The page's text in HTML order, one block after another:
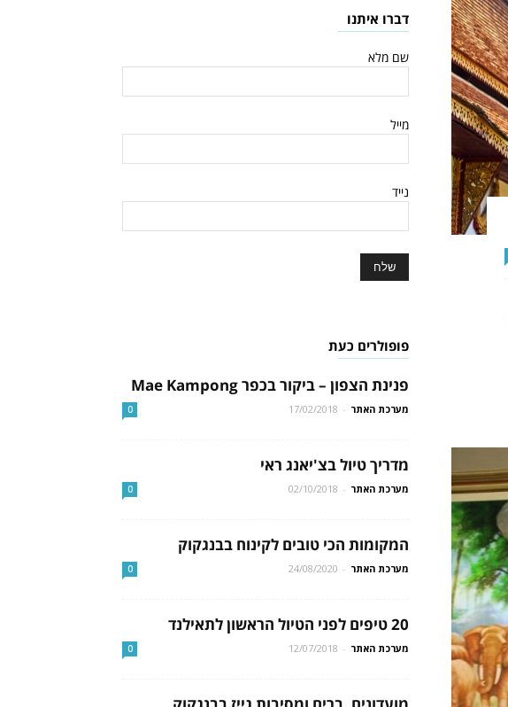
דברו איתנו
שם מלא
מייל
נייד
פופולרים כעת
פנינת הצפון – ביקור בכפר Mae Kampong
מערכת האתר -
17/02/2018
0
מדריך טיול בצ'יאנג ראי
מערכת האתר -
02/10/2018
0
המקומות הכי טובים לקינוח בבנגקוק
מערכת האתר -
24/08/2020
0
20 טיפים לפני הטיול הראשון לתאילנד
מערכת האתר -
12/07/2018
0